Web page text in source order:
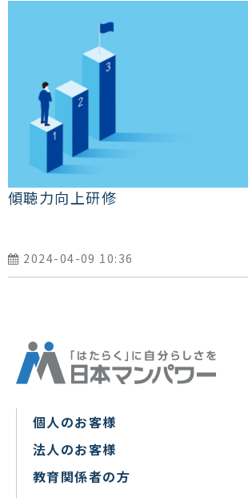
傾聴力向上研修
2024-04-09 10:36
個人のお客様
法人のお客様
教育関係者の方